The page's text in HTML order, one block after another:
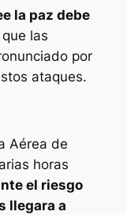
la paz debe
las
por
ataques.
Aérea de
horas
el riesgo
llegara a